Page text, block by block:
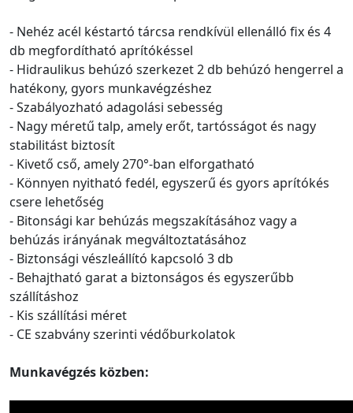
- Nehéz acél késtartó tárcsa rendkívül ellenálló fix és 4
db megfordítható aprítókéssel
- Hidraulikus behúzó szerkezet 2 db behúzó hengerrel a
hatékony, gyors munkavégzéshez
- Szabályozható adagolási sebesség
- Nagy méretű talp, amely erőt, tartósságot és nagy
stabilitást biztosít
- Kivető cső, amely 270°-ban elforgatható
- Könnyen nyitható fedél, egyszerű és gyors aprítókés
csere lehetőség
- Bitonsági kar behúzás megszakításához vagy a
behúzás irányának megváltoztatásához
- Biztonsági vészleállító kapcsoló 3 db
- Behajtható garat a biztonságos és egyszerűbb
szállításhoz
- Kis szállítási méret
- CE szabvány szerinti védőburkolatok
Munkavégzés közben: